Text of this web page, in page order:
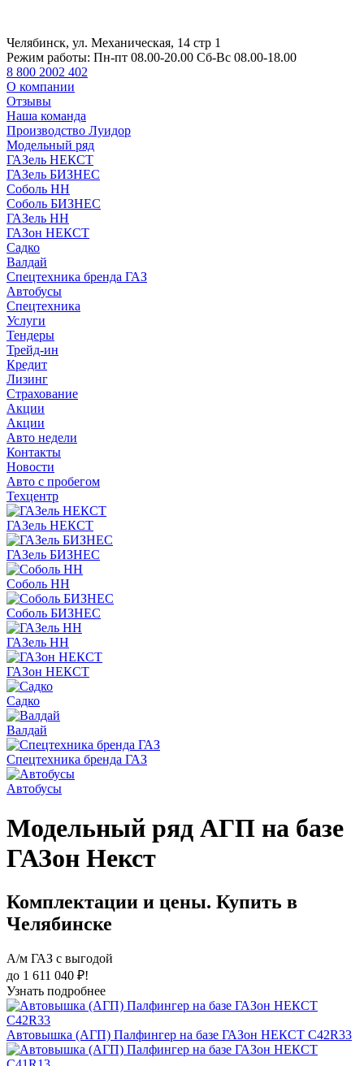
Челябинск, ул. Механическая, 14 стр 1
Режим работы: Пн-пт 08.00-20.00 Сб-Вс 08.00-18.00
8 800 2002 402
О компании
Отзывы
Наша команда
Производство Луидор
Модельный ряд
ГАЗель НЕКСТ
ГАЗель БИЗНЕС
Соболь НН
Соболь БИЗНЕС
ГАЗель НН
ГАЗон НЕКСТ
Садко
Валдай
Спецтехника бренда ГАЗ
Автобусы
Спецтехника
Услуги
Тендеры
Трейд-ин
Кредит
Лизинг
Страхование
Акции
Акции
Авто недели
Контакты
Новости
Авто с пробегом
Техцентр
ГАЗель НЕКСТ
ГАЗель БИЗНЕС
Соболь НН
Соболь БИЗНЕС
ГАЗель НН
ГАЗон НЕКСТ
Садко
Валдай
Спецтехника бренда ГАЗ
Автобусы
Модельный ряд АГП на базе
ГАЗон Некст
Комплектации и цены. Купить в
Челябинске
А/м ГАЗ с выгодой
до 1 611 040 ₽!
Узнать подробнее
Автовышка (АГП) Палфингер на базе ГАЗон НЕКСТ C42R33